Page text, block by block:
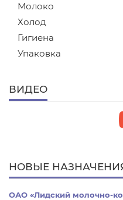
Молоко
Холод
Гигиена
Упаковка
ВИДЕО
НОВЫЕ
ОАО «Лидский молочно-